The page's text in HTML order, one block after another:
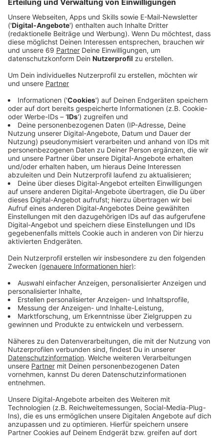
Anzeige
Heute (Mittwoch, 18.5.) bekommen wir schonmal
einen kleinen Vorgeschmack auf den Hochsommer:
Viel Sonne und bis zu 30 Grad. Richtig schön, könnte
man meinen. Aber wir kennen das ja: Über nichts redet
es sich so leicht wie über das Wetter und wir
Deutschen sind ja bekannt dafür, gerne das Haar in der
Suppe zu suchen. In der ANTENNE MÜNSTER-
Morningshow sammeln wir deshalb Sätze, die wir im
Sommer bitte nicht mehr hören möchten.
Anzeige
Unsere Top 10-Sätze aus der Floskelhölle
Anzeige
"Also das ist mir dann jetzt aber schon wieder zu
heiß."
"Ein paar Grad weniger würden auch reichen."
"Meine Wohlfühltemperatur liegt ja so bei 23
Grad."
"Die Natur würde sich aber über Regen freuen."
"Warum gibt's bei der Arbeit eigentlich kein
Hitzefrei?"
"Zwei Euro für eine Kugel Eis?? Das wären ja 4
Mark!"
"Ich könnte schon wieder duschen."
"Jetzt hatte ich mir extra noch eine
Übergangsjacke gekauft."
"Das ist der Klimawandel."
"Früher gab es ja noch RICHTIGEN Sommer."